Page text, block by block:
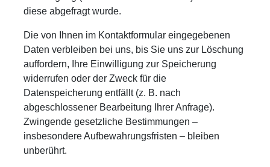
diese abgefragt wurde.
Die von Ihnen im Kontaktformular eingegebenen
Daten verbleiben bei uns, bis Sie uns zur Löschung
auffordern, Ihre Einwilligung zur Speicherung
widerrufen oder der Zweck für die
Datenspeicherung entfällt (z. B. nach
abgeschlossener Bearbeitung Ihrer Anfrage).
Zwingende gesetzliche Bestimmungen –
insbesondere Aufbewahrungsfristen – bleiben
unberührt.